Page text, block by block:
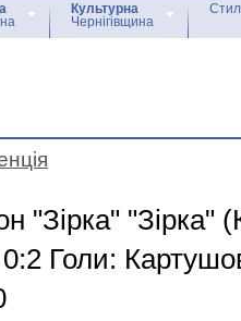
Культурна
Чернігівщина
"Зірка" "Зірка"
0:2 Голи: